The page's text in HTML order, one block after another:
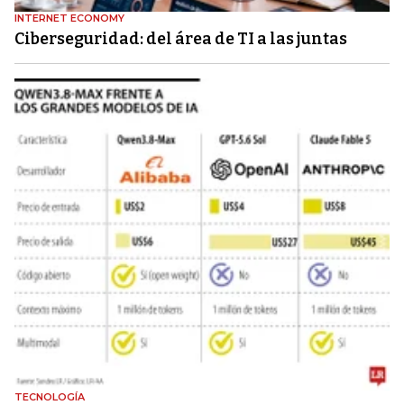
INTERNET ECONOMY
Ciberseguridad: del área de TI a las juntas
TECNOLOGÍA